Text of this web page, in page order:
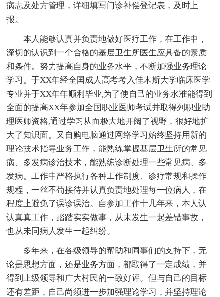
病志及处方管理，详细填写门诊补偿登记表，及时上
报。
本人能够认真并负责地做好医疗工作，在工作中，
深切的认识到一个合格的基层卫生所医生应具备的素质
和条件。努力提高自身的业务水平，不断加强业务理论
学习。于XX年经全国成人高考考入佳木斯大学临床医学
专业并于XX年年顺利毕业,为了使自己的业务水准能得到
全面的提高XX年参加全国职业医师考试并取得列职业助
理医师资格,通过学习从而极大地开阔了视野，很好地扩
大了知识面。又自购电脑通过网络学习始终坚持用新的
理论技术指导业务工作，能熟练掌握基层卫生所的常见
病、多发病诊治技术，能熟练诊断处理一些常见病、多
发病。工作中严格执行各种工作制度、诊疗常规和操作
规程，一丝不苟接待并认真负责地处理每一位病人，在
程度上避免了误诊误治。自参加工作十几年来，本人认
认真真工作，踏踏实实做事，从未发生一起差错事故，
也从未同病人发生一起纠纷。
多年来，在各级领导的帮助和同事们的支持下，无
论是思想方面，还是业务方面，都取得了一定成绩，并
得到上级领导和广大村民的一致好评。但与自己的目标
还有差距，自己尚须进一步加强理论学习，并坚持理论